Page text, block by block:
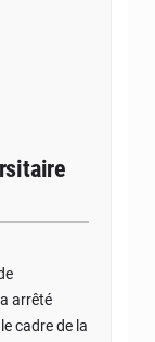
arrêté
cadre de la